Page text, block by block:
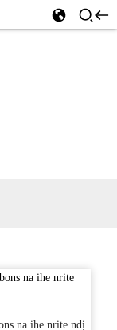
na ihe nrite ndị